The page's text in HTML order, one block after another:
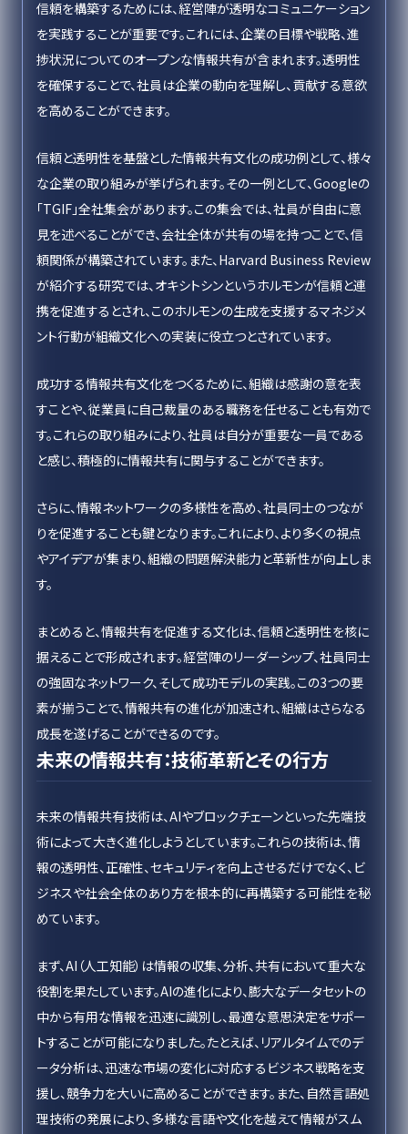
信頼を構築するためには、経営陣が透明なコミュニケーション
を実践することが重要です。これには、企業の目標や戦略、進
捗状況についてのオープンな情報共有が含まれます。透明性
を確保することで、社員は企業の動向を理解し、貢献する意欲
を高めることができます。
信頼と透明性を基盤とした情報共有文化の成功例として、様々
な企業の取り組みが挙げられます。その一例として、Googleの
「TGIF」全社集会があります。この集会では、社員が自由に意
見を述べることができ、会社全体が共有の場を持つことで、信
頼関係が構築されています。また、Harvard Business Review
が紹介する研究では、オキシトシンというホルモンが信頼と連
携を促進するとされ、このホルモンの生成を支援するマネジメ
ント行動が組織文化への実装に役立つとされています。
成功する情報共有文化をつくるために、組織は感謝の意を表
すことや、従業員に自己裁量のある職務を任せることも有効で
す。これらの取り組みにより、社員は自分が重要な一員である
と感じ、積極的に情報共有に関与することができます。
さらに、情報ネットワークの多様性を高め、社員同士のつなが
りを促進することも鍵となります。これにより、より多くの視点
やアイデアが集まり、組織の問題解決能力と革新性が向上しま
す。
まとめると、情報共有を促進する文化は、信頼と透明性を核に
据えることで形成されます。経営陣のリーダーシップ、社員同士
の強固なネットワーク、そして成功モデルの実践。この3つの要
素が揃うことで、情報共有の進化が加速され、組織はさらなる
成長を遂げることができるのです。
未来の情報共有：技術革新とその行方
未来の情報共有技術は、AIやブロックチェーンといった先端技
術によって大きく進化しようとしています。これらの技術は、情
報の透明性、正確性、セキュリティを向上させるだけでなく、ビ
ジネスや社会全体のあり方を根本的に再構築する可能性を秘
めています。
まず、AI（人工知能）は情報の収集、分析、共有において重大な
役割を果たしています。AIの進化により、膨大なデータセットの
中から有用な情報を迅速に識別し、最適な意思決定をサポー
トすることが可能になりました。たとえば、リアルタイムでのデ
ータ分析は、迅速な市場の変化に対応するビジネス戦略を支
援し、競争力を大いに高めることができます。また、自然言語処
理技術の発展により、多様な言語や文化を越えて情報がスム